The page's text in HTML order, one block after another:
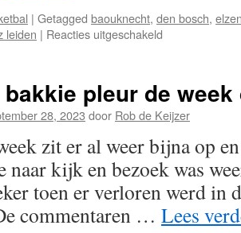
| Getagged baouknecht, den bosch,
leiden | Reacties uitgeschakeld
enige
echte
!
bakkie pleur de
28, 2023 door Rob de Keijzer
zit er al weer bijna op
naar kijk en bezoek was
toen er verloren werd in
commentaren … Lees